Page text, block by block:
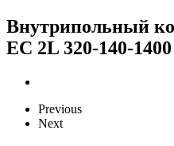
Внутрипольный
EC 2L 320-140-1400
Previous
Next